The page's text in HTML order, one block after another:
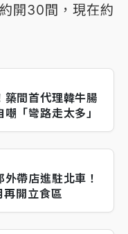
開30間，現在約
築間首代理韓牛腸
「彎路走太多」
帶店進駐北車！
開立食區